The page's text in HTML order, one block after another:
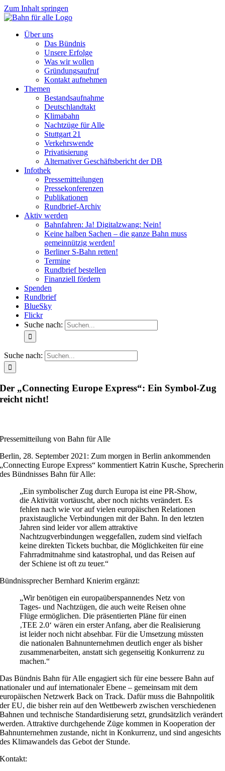
Zum Inhalt springen
Über uns
Das Bündnis
Unsere Erfolge
Was wir wollen
Gründungsaufruf
Kontakt aufnehmen
Themen
Bestandsaufnahme
Deutschlandtakt
Klimabahn
Nachtzüge für Alle
Stuttgart 21
Verkehrswende
Privatisierung
Alternativer Geschäftsbericht der DB
Infothek
Pressemitteilungen
Pressekonferenzen
Publikationen
Rundbrief-Archiv
Aktiv werden
Bahnfahren: Ja! Digitalzwang: Nein!
Keine halben Sachen – die ganze Bahn muss
gemeinnützig werden!
Berliner S-Bahn retten!
Termine
Rundbrief bestellen
Finanziell fördern
Spenden
Rundbrief
BlueSky
Flickr
Suche nach:
Suche nach:
Der „Connecting Europe Express“: Ein Symbol-Zug
reicht nicht!
Pressemitteilung von Bahn für Alle
Berlin, 28. September 2021: Zum morgen in Berlin ankommenden
„Connecting Europe Express“ kommentiert Katrin Kusche, Sprecherin
des Bündnisses Bahn für Alle:
„Ein symbolischer Zug durch Europa ist eine PR-Show,
die Aktivität vortäuscht, aber noch nichts verändert. Es
fehlen nach wie vor auf vielen europäischen Relationen
praxistaugliche Verbindungen mit der Bahn. In den letzten
Jahren sind leider vor allem attraktive
Nachtzugverbindungen weggefallen, zudem sind vielfach
keine direkten Tickets buchbar, die Möglichkeiten für eine
Fahrradmitnahme sind katastrophal, und das Reisen auf
der Schiene ist oft zu teuer.“
Bündnissprecher Bernhard Knierim ergänzt:
„Wir benötigen ein europaüberspannendes Netz von
Tages- und Nachtzügen, die auch weite Reisen ohne
Flüge ermöglichen. Die präsentierten Pläne für einen
‚TEE 2.0‘ wären ein erster Anfang, aber die Realisierung
ist leider noch nicht absehbar. Für die Umsetzung müssten
die nationalen Bahnunternehmen deutlich enger als bisher
zusammenarbeiten, anstatt sich gegenseitig Konkurrenz zu
machen.“
Das Bündnis Bahn für Alle engagiert sich für eine bessere Bahn auf
nationaler und auf internationaler Ebene – gemeinsam mit dem
europäischen Netzwerk Back on Track. Dafür muss die Bahnpolitik
der EU, die bisher rein auf den Wettbewerb zwischen verschiedenen
Bahnen und technische Standardisierung setzt, grundsätzlich verändert
werden. Attraktive durchgehende Züge kommen in Kooperation der
Bahnunternehmen zustande, nicht in Konkurrenz, und sind angesichts
des Klimawandels das Gebot der Stunde.
Kontakt: